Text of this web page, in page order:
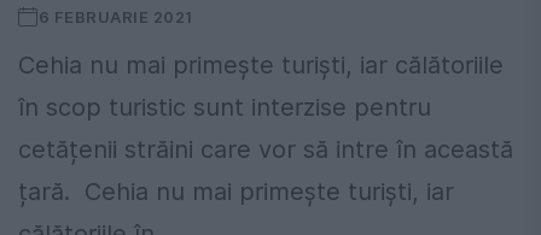
6 FEBRUARIE 2021
Cehia nu mai primește turiști, iar călătoriile
în scop turistic sunt interzise pentru
cetățenii străini care vor să intre în această
țară. Cehia nu mai primește turiști, iar